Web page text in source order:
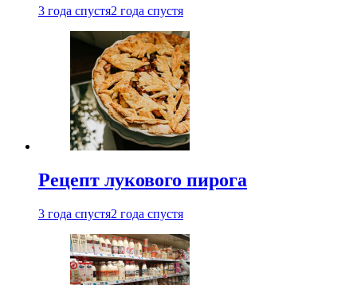
3 года спустя2 года спустя
Рецепт лукового пирога
3 года спустя2 года спустя